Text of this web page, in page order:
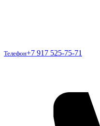
Телефон
Телефон+7 917 525-75-71